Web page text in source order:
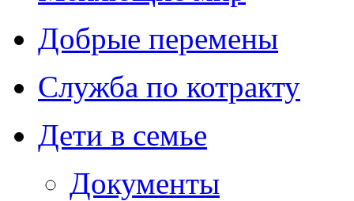
Добрые перемены
Служба по котракту
Дети в семье
Документы